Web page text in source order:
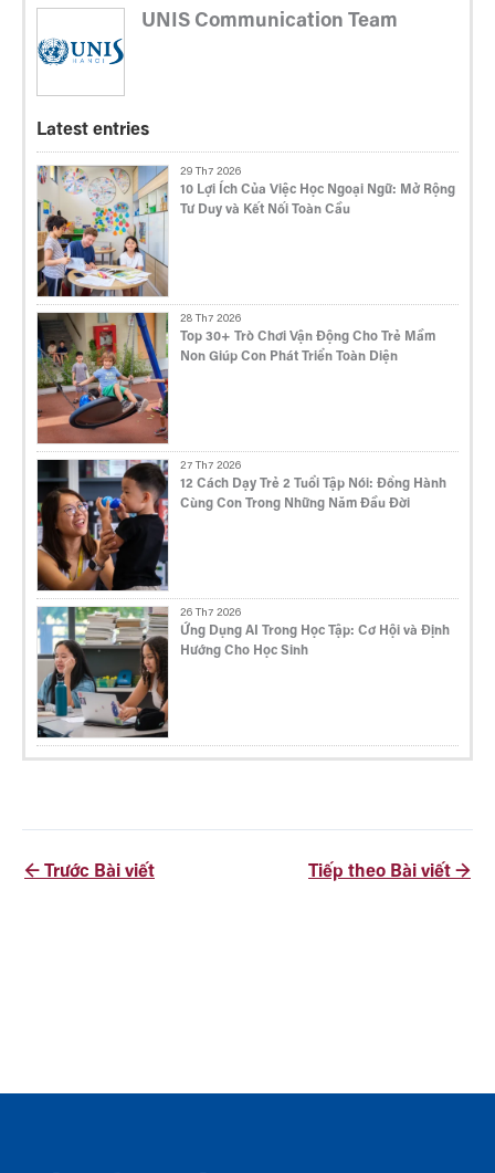
UNIS Communication Team
Latest entries
29 Th7 2026
10 Lợi Ích Của Việc Học Ngoại Ngữ: Mở Rộng
Tư Duy và Kết Nối Toàn Cầu
28 Th7 2026
Top 30+ Trò Chơi Vận Động Cho Trẻ Mầm
Non Giúp Con Phát Triển Toàn Diện
27 Th7 2026
12 Cách Dạy Trẻ 2 Tuổi Tập Nói: Đồng Hành
Cùng Con Trong Những Năm Đầu Đời
26 Th7 2026
Ứng Dụng AI Trong Học Tập: Cơ Hội và Định
Hướng Cho Học Sinh
← Trước Bài viết Tiếp theo Bài viết →